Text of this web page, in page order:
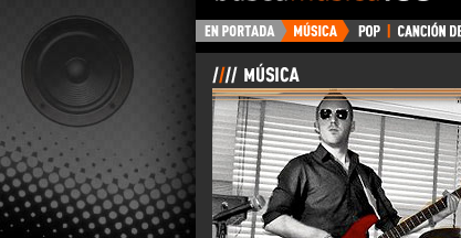
BuscaMusica.es